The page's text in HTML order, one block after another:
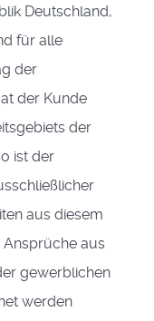
Deutschland,
für alle
der
der Kunde
der
ist der
aus diesem
aus
gewerblichen
werden